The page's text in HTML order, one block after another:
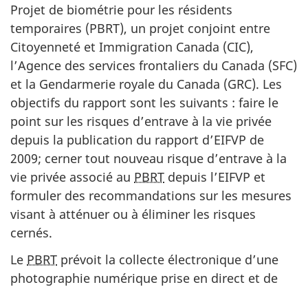
Projet de biométrie pour les résidents
temporaires (PBRT), un projet conjoint entre
Citoyenneté et Immigration Canada (CIC),
l’Agence des services frontaliers du Canada (SFC)
et la Gendarmerie royale du Canada (GRC). Les
objectifs du rapport sont les suivants : faire le
point sur les risques d’entrave à la vie privée
depuis la publication du rapport d’EIFVP de
2009; cerner tout nouveau risque d’entrave à la
vie privée associé au PBRT depuis l’EIFVP et
formuler des recommandations sur les mesures
visant à atténuer ou à éliminer les risques
cernés.
Le PBRT prévoit la collecte électronique d’une
photographie numérique prise en direct et de